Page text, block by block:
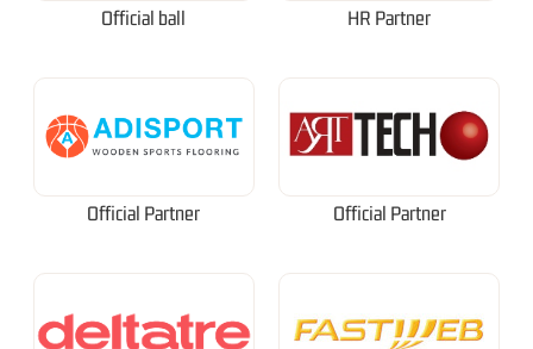
Official ball HR Partner
Official Partner Official Partner